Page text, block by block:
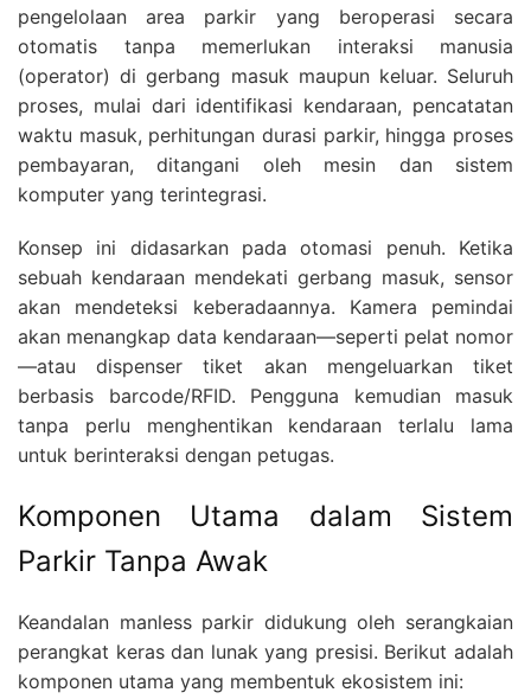
pengelolaan area parkir yang beroperasi secara
otomatis tanpa memerlukan interaksi manusia
(operator) di gerbang masuk maupun keluar. Seluruh
proses, mulai dari identifikasi kendaraan, pencatatan
waktu masuk, perhitungan durasi parkir, hingga proses
pembayaran, ditangani oleh mesin dan sistem
komputer yang terintegrasi.
Konsep ini didasarkan pada otomasi penuh. Ketika
sebuah kendaraan mendekati gerbang masuk, sensor
akan mendeteksi keberadaannya. Kamera pemindai
akan menangkap data kendaraan—seperti pelat nomor
—atau dispenser tiket akan mengeluarkan tiket
berbasis barcode/RFID. Pengguna kemudian masuk
tanpa perlu menghentikan kendaraan terlalu lama
untuk berinteraksi dengan petugas.
Komponen Utama dalam Sistem
Parkir Tanpa Awak
Keandalan manless parkir didukung oleh serangkaian
perangkat keras dan lunak yang presisi. Berikut adalah
komponen utama yang membentuk ekosistem ini: